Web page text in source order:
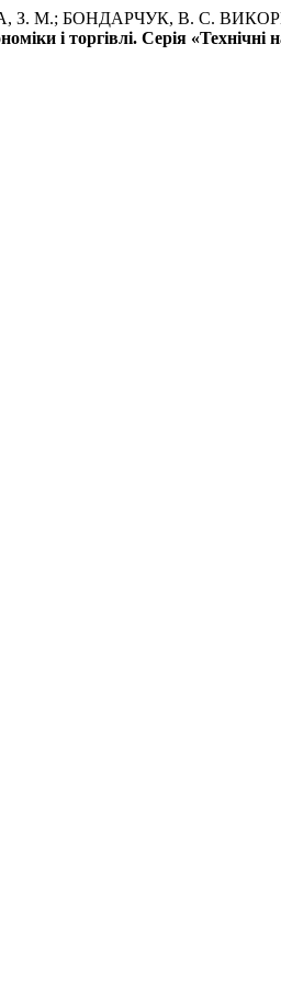
З. М.; БОНДАРЧУК, В. С.
і торгівлі. Серія «Технічні